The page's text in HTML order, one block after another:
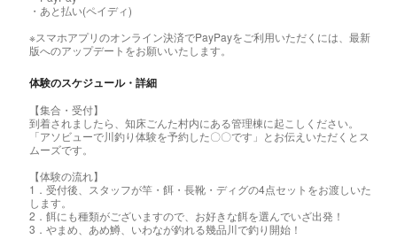
・あと払い(ペイディ)
※スマホアプリのオンライン決済でPayPayをご利用いただくには、最新
版へのアップデートをお願いいたします。
体験のスケジュール・詳細
【集合・受付】
到着されましたら、知床ごんた村内にある管理棟に起こしください。
「アソビューで川釣り体験を予約した〇〇です」とお伝えいただくとス
ムーズです。
【体験の流れ】
1．受付後、スタッフが竿・餌・長靴・ディグの4点セットをお渡しいた
します。
2．餌にも種類がございますので、お好きな餌を選んでいざ出発！
3．やまめ、あめ鱒、いわなが釣れる幾品川で釣り開始！